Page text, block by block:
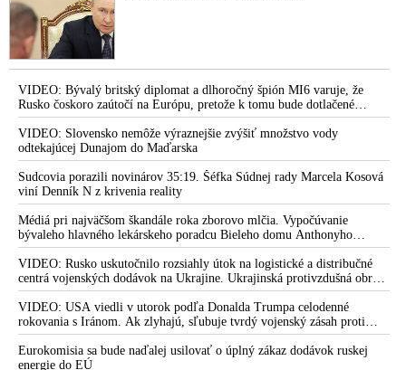
VIDEO: Bývalý britský diplomat a dlhoročný špión MI6 varuje, že
Rusko čoskoro zaútočí na Európu, pretože k tomu bude dotlačené
rovnako, ako bolo dotlačené k invázii na Ukrajinu v roku 2022.
Zelenskyj medzitým v Kyjeve naliehal na zhromaždených diplomatov,
aby vo svete zháňali energie pre Ukrajinu na zimu. Putin vraj bude
mobilizovať a vojna sa do zimy pravdepodobne neskončí
VIDEO: Slovensko nemôže výraznejšie zvýšiť množstvo vody
odtekajúcej Dunajom do Maďarska
Sudcovia porazili novinárov 35:19. Šéfka Súdnej rady Marcela Kosová
viní Denník N z krivenia reality
Médiá pri najväčšom škandále roka zborovo mlčia. Vypočúvanie
bývaleho hlavného lekárskeho poradcu Bieleho domu Anthonyho
Fauciho pred výborom amerického Senátu väčšina médií ignorovala
VIDEO: Rusko uskutočnilo rozsiahly útok na logistické a distribučné
centrá vojenských dodávok na Ukrajine. Ukrajinská protivzdušná obrana
nedokázala počas ničivého nočného útoku na Kyjev a jeho okolie
zachytiť ani jednu ruskú raketu
VIDEO: USA viedli v utorok podľa Donalda Trumpa celodenné
rokovania s Iránom. Ak zlyhajú, sľubuje tvrdý vojenský zásah proti
Teheránu
Eurokomisia sa bude naďalej usilovať o úplný zákaz dodávok ruskej
energie do EÚ